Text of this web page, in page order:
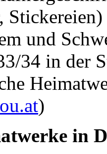
und
34 in der
)
in